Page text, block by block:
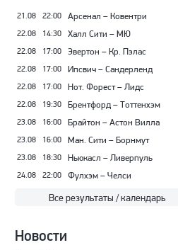
21.08 22:00 Арсенал – Ковентри
22.08 14:30 Халл Сити – МЮ
22.08 17:00 Эвертон – Кр. Пэлас
22.08 17:00 Ипсвич – Сандерленд
22.08 17:00 Нот. Форест – Лидс
22.08 19:30 Брентфорд – Тоттенхэм
23.08 16:00 Брайтон – Астон Вилла
23.08 16:00 Ман. Сити – Борнмут
23.08 18:30 Ньюкасл – Ливерпуль
24.08 22:00 Фулхэм – Челси
Все результаты / календарь
Новости